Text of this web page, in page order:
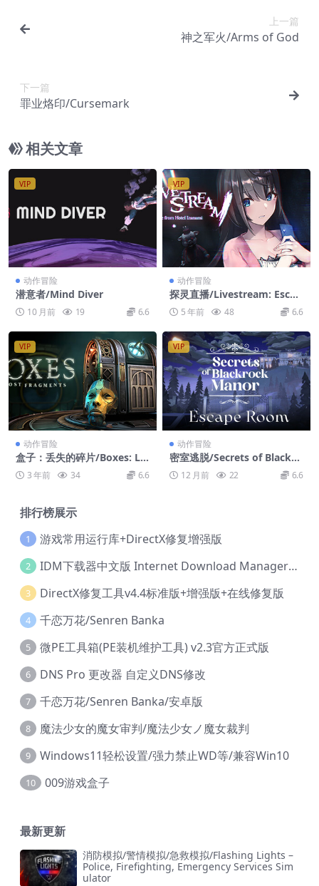
上一篇
神之军火/Arms of God
下一篇
罪业烙印/Cursemark
相关文章
VIP
动作冒险
潜意者/Mind Diver
10 月前 19 6.6
VIP
动作冒险
探灵直播/Livestream: Escap
e from Hotel Izanami
5 年前 48 6.6
VIP
动作冒险
盒子：丢失的碎片/Boxes: Lo
st Fragments
3 年前 34 6.6
VIP
动作冒险
密室逃脱/Secrets of Blackro
ck Manor – Escape Room
12 月前 22 6.6
排行榜展示
1 游戏常用运行库+DirectX修复增强版
2 IDM下载器中文版 Internet Download Manager v6.42.36 IDM
3 DirectX修复工具v4.4标准版+增强版+在线修复版
4 千恋万花/Senren Banka
5 微PE工具箱(PE装机维护工具) v2.3官方正式版
6 DNS Pro 更改器 自定义DNS修改
7 千恋万花/Senren Banka/安卓版
8 魔法少女的魔女审判/魔法少女ノ魔女裁判
9 Windows11轻松设置/强力禁止WD等/兼容Win10
10 009游戏盒子
最新更新
消防模拟/警情模拟/急救模拟/Flashing Lights –
Police, Firefighting, Emergency Services Sim
ulator